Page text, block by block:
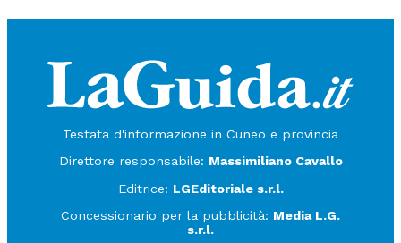
Testata d'informazione in Cuneo e provincia
Direttore responsabile: Massimiliano Cavallo
Editrice: LGEditoriale s.r.l.
Concessionario per la pubblicità: Media L.G.
s.r.l.